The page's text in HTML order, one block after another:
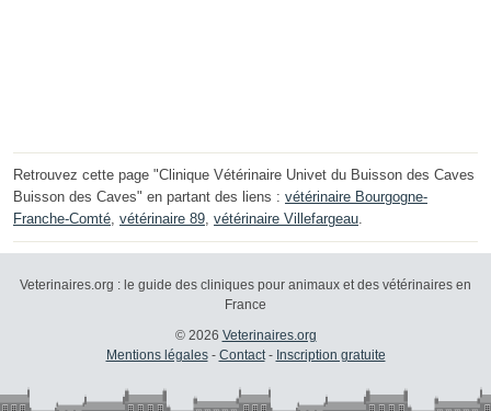
Retrouvez cette page "Clinique Vétérinaire Univet du Buisson des Caves
Buisson des Caves" en partant des liens : vétérinaire Bourgogne-
Franche-Comté, vétérinaire 89, vétérinaire Villefargeau.
Veterinaires.org : le guide des cliniques pour animaux et des vétérinaires en
France
© 2026 Veterinaires.org
Mentions légales- Contact- Inscription gratuite